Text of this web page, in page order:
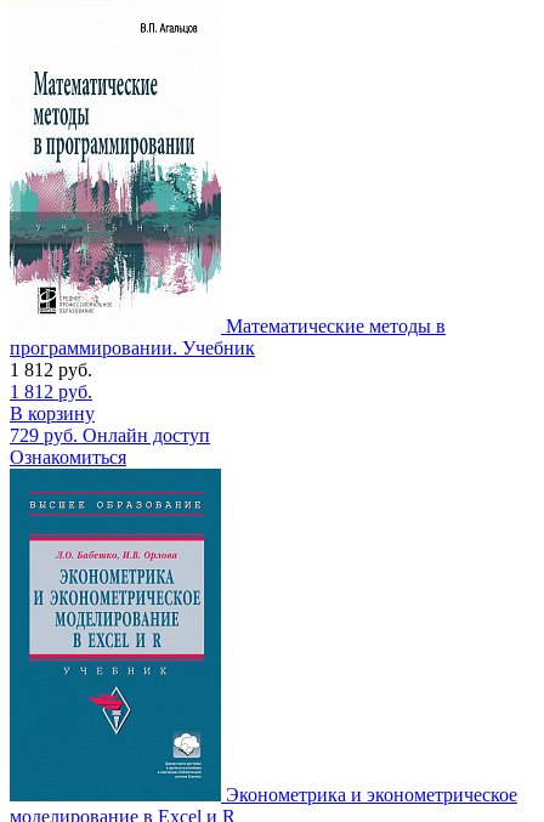
Математические методы в
программировании. Учебник
1 812 руб.
1 812 руб.
В корзину
729 руб. Онлайн доступ
Ознакомиться
Эконометрика и эконометрическое
моделирование в Excel и R